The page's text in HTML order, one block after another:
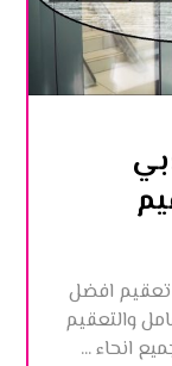
تعقيم في دبي |0545307678| تعقيم افضل
والتعقيم
انحاء ...